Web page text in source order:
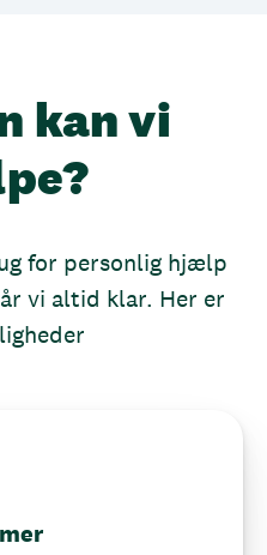
kan vi
for personlig hjælp
vi altid klar. Her er